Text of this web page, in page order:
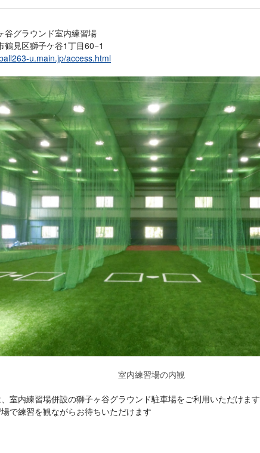
谷グラウンド室内練習場
鶴見区獅子ケ谷1丁目60−1
u.main.jp/access.html
室内練習場の内観
室内練習場併設の獅子ヶ谷グラウンド駐車場をご利用いただけます
で練習を観ながらお待ちいただけます